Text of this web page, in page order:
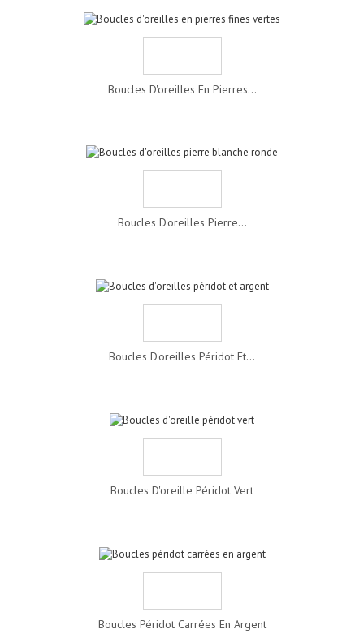
Boucles D'oreilles En Pierres...
Boucles D'oreilles Pierre...
Boucles D'oreilles Péridot Et...
Boucles D'oreille Péridot Vert
Boucles Péridot Carrées En Argent